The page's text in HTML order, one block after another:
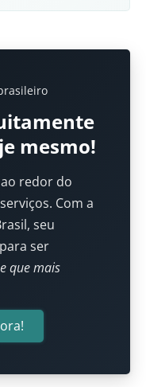
mesmo!
redor do
Com a
seu
ser
que mais